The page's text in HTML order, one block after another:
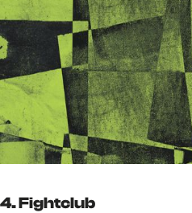
4. Fightclub